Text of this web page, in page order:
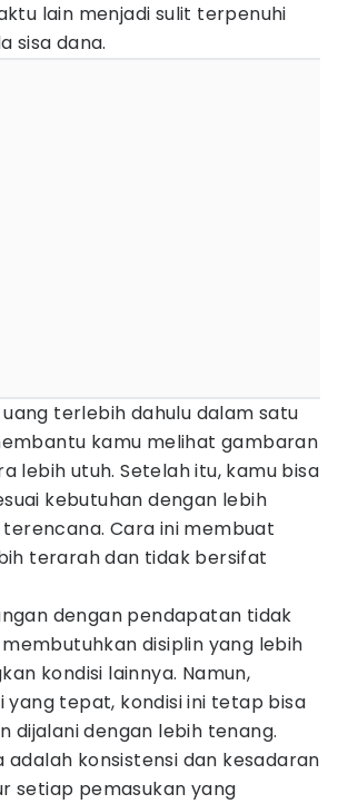
lain menjadi sulit terpenuhi
sisa dana.
terlebih dahulu dalam satu
kamu melihat gambaran
lebih utuh. Setelah itu, kamu bisa
kebutuhan dengan lebih
Cara ini membuat
terarah dan tidak bersifat
dengan pendapatan tidak
disiplin yang lebih
kondisi lainnya. Namun,
yang tepat, kondisi ini tetap bisa
dijalani dengan lebih tenang.
adalah konsistensi dan kesadaran
setiap pemasukan yang